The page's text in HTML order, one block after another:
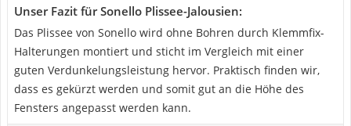
Unser Fazit für Sonello Plissee-Jalousien:
Das Plissee von Sonello wird ohne Bohren durch Klemmfix-
Halterungen montiert und sticht im Vergleich mit einer
guten Verdunkelungsleistung hervor. Praktisch finden wir,
dass es gekürzt werden und somit gut an die Höhe des
Fensters angepasst werden kann.